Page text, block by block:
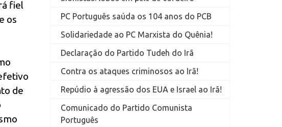
fiel
os
de
PC Português saúda os 104 anos do PCB
Solidariedade ao PC Marxista do Quênia!
Declaração do Partido Tudeh do Irã
Contra os ataques criminosos ao Irã!
Repúdio à agressão dos EUA e Israel ao Irã!
Comunicado do Partido Comunista
Português